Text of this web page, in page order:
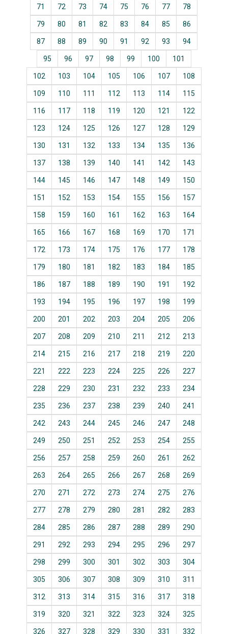
71 72 73 74 75 76 77 78
79 80 81 82 83 84 85 86
87 88 89 90 91 92 93 94
95 96 97 98 99 100 101
102 103 104 105 106 107 108
109 110 111 112 113 114 115
116 117 118 119 120 121 122
123 124 125 126 127 128 129
130 131 132 133 134 135 136
137 138 139 140 141 142 143
144 145 146 147 148 149 150
151 152 153 154 155 156 157
158 159 160 161 162 163 164
165 166 167 168 169 170 171
172 173 174 175 176 177 178
179 180 181 182 183 184 185
186 187 188 189 190 191 192
193 194 195 196 197 198 199
200 201 202 203 204 205 206
207 208 209 210 211 212 213
214 215 216 217 218 219 220
221 222 223 224 225 226 227
228 229 230 231 232 233 234
235 236 237 238 239 240 241
242 243 244 245 246 247 248
249 250 251 252 253 254 255
256 257 258 259 260 261 262
263 264 265 266 267 268 269
270 271 272 273 274 275 276
277 278 279 280 281 282 283
284 285 286 287 288 289 290
291 292 293 294 295 296 297
298 299 300 301 302 303 304
305 306 307 308 309 310 311
312 313 314 315 316 317 318
319 320 321 322 323 324 325
326 327 328 329 330 331 332